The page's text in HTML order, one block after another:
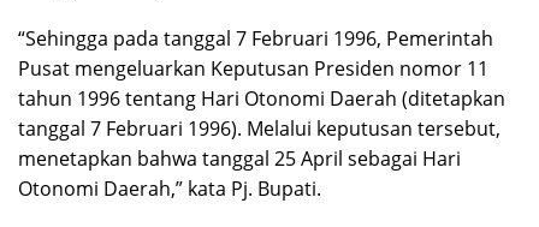
“Sehingga pada tanggal 7 Februari 1996, Pemerintah
Pusat mengeluarkan Keputusan Presiden nomor 11
tahun 1996 tentang Hari Otonomi Daerah (ditetapkan
tanggal 7 Februari 1996). Melalui keputusan tersebut,
menetapkan bahwa tanggal 25 April sebagai Hari
Otonomi Daerah,” kata Pj. Bupati.